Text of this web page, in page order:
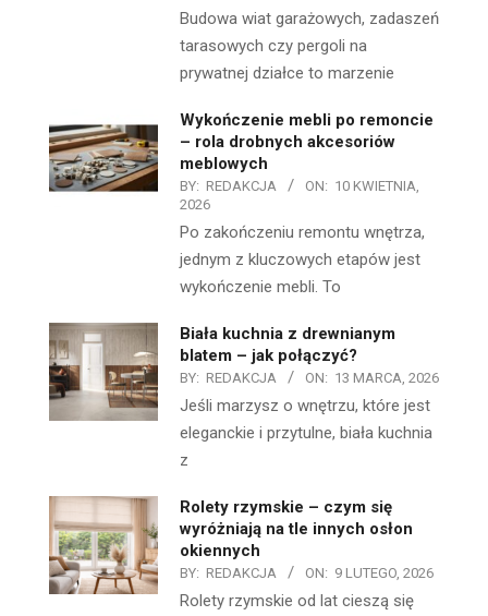
Budowa wiat garażowych, zadaszeń
tarasowych czy pergoli na
prywatnej działce to marzenie
Wykończenie mebli po remoncie
– rola drobnych akcesoriów
meblowych
BY: REDAKCJA ON: 10 KWIETNIA,
2026
Po zakończeniu remontu wnętrza,
jednym z kluczowych etapów jest
wykończenie mebli. To
Biała kuchnia z drewnianym
blatem – jak połączyć?
BY: REDAKCJA ON: 13 MARCA, 2026
Jeśli marzysz o wnętrzu, które jest
eleganckie i przytulne, biała kuchnia
z
Rolety rzymskie – czym się
wyróżniają na tle innych osłon
okiennych
BY: REDAKCJA ON: 9 LUTEGO, 2026
Rolety rzymskie od lat cieszą się